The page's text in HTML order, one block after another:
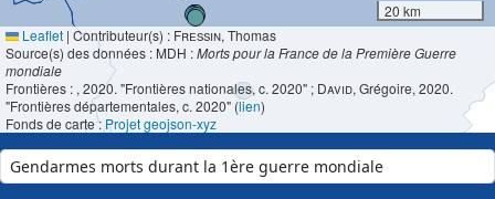
20 km
Leaflet | Contributeur(s) : Fressin, Thomas
Source(s) des données : MDH :Morts pour la France de la Première Guerre
mondiale
Frontières : , 2020. "Frontières nationales, c. 2020" ; David, Grégoire, 2020.
"Frontières départementales, c. 2020" (lien)
Fonds de carte : Projet geojson-xyz